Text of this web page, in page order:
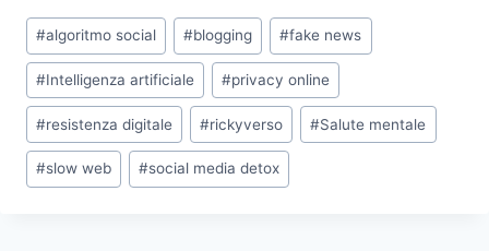
n
d
i
v
i
d
i
s
u
e
b
o
o
k
n
d
i
v
i
d
i
s
u
k
e
d
I
n
n
d
i
v
i
d
i
s
w
i
t
t
e
r
)
d
i
s
Tag
articolo:
#algoritmo social #blogging #fake news
#Intelligenza artificiale #privacy online
#resistenza digitale #rickyverso #Salute mentale
#slow web #social media detox